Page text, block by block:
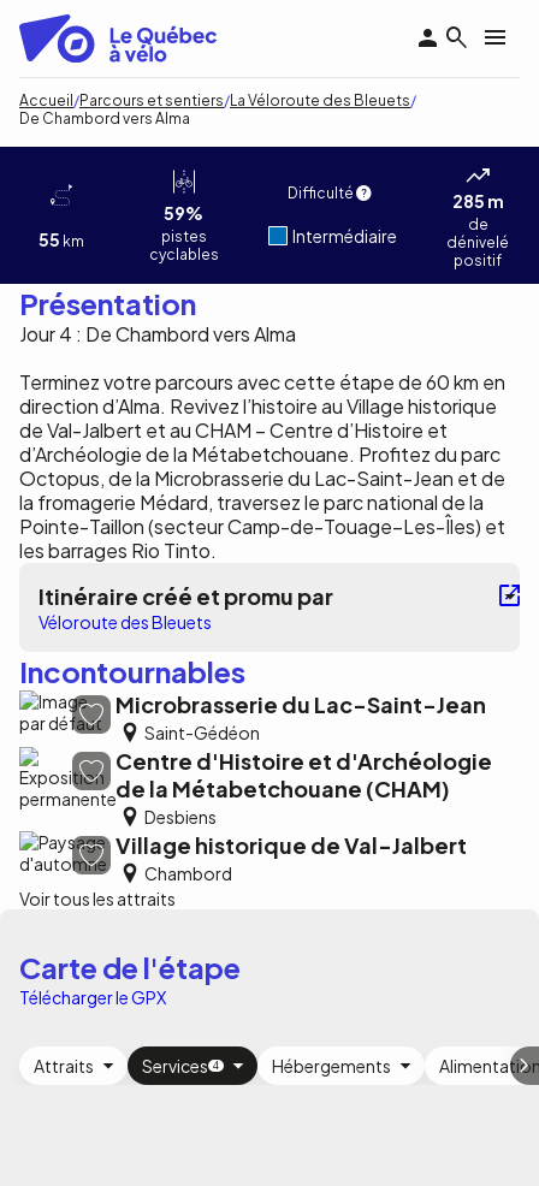
contenu
principal
Fil
d'Ariane
Accueil Parcours et sentiers La Véloroute des Bleuets
De Chambord vers Alma
De Chambord vers Alma
55 km
59%
pistes
cyclables
Difficulté
Intermédiaire
285 m
de
dénivelé
positif
Présentation
Jour 4 : De Chambord vers Alma
Terminez votre parcours avec cette étape de 60 km en
direction d’Alma. Revivez l’histoire au Village historique
de Val-Jalbert et au CHAM – Centre d’Histoire et
d’Archéologie de la Métabetchouane. Profitez du parc
Octopus, de la Microbrasserie du Lac-Saint-Jean et de
la fromagerie Médard, traversez le parc national de la
Pointe-Taillon (secteur Camp-de-Touage–Les-Îles) et
les barrages Rio Tinto.
Itinéraire créé et promu par
Véloroute des Bleuets
Incontournables
Microbrasserie du Lac-Saint-Jean
Saint-Gédéon
Centre d'Histoire et d'Archéologie
de la Métabetchouane (CHAM)
Desbiens
Village historique de Val-Jalbert
Chambord
Voir tous les attraits
Carte de l'étape
Télécharger le GPX
Attraits Services Hébergements